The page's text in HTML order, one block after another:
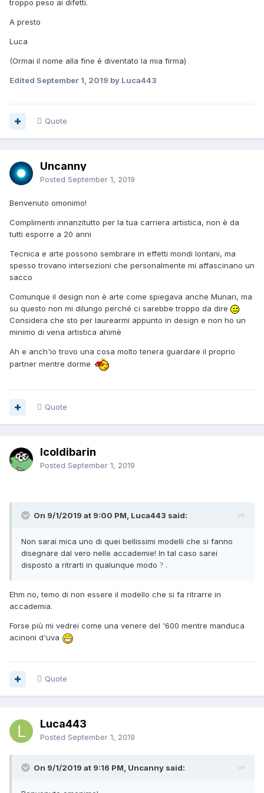
troppo peso ai difetti.
A presto
Luca
(Ormai il nome alla fine é diventato la mia firma)
Edited September 1, 2019 by Luca443
Quote
Uncanny
Posted September 1, 2019
Benvenuto omonimo!
Complimenti innanzitutto per la tua carriera artistica, non è da
tutti esporre a 20 anni
Tecnica e arte possono sembrare in effetti mondi lontani, ma
spesso trovano intersezioni che personalmente mi affascinano un
sacco
Comunque il design non è arte come spiegava anche Munari, ma
su questo non mi dilungo perché ci sarebbe troppo da dire
Considera che sto per laurearmi appunto in design e non ho un
minimo di vena artistica ahimè
Ah e anch'io trovo una cosa molto tenera guardare il proprio
partner mentre dorme
Quote
Icoldibarin
Posted September 1, 2019
On 9/1/2019 at 9:00 PM, Luca443 said:
Non sarai mica uno di quei bellissimi modelli che si fanno
disegnare dal vero nelle accademie! In tal caso sarei
disposto a ritrarti in qualunque modo ? .
Ehm no, temo di non essere il modello che si fa ritrarre in
accademia.
Forse più mi vedrei come una venere del '600 mentre manduca
acinoni d'uva
Quote
Luca443
Posted September 1, 2019
On 9/1/2019 at 9:16 PM, Uncanny said: